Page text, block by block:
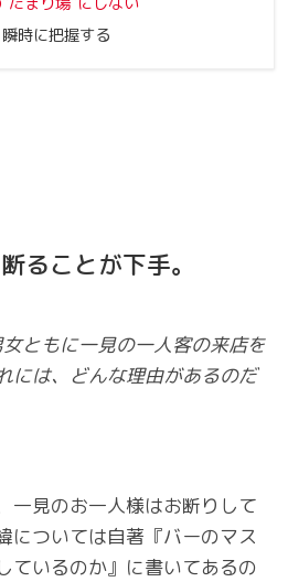
時に把握する
ることが下手。
ともに一見の一人客の来店を
には、どんな理由があるのだ
一見のお一人様はお断りして
については自著『バーのマス
ているのか』に書いてあるの